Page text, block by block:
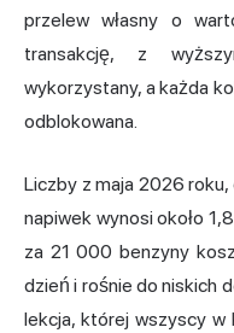
przelew własny o
transakcję, z
wykorzystany, a każda
odblokowana.
Liczby z maja 2026
napiwek wynosi około
za 21 000 benzyny
dzień i rośnie do niskich
lekcja, której wszyscy w